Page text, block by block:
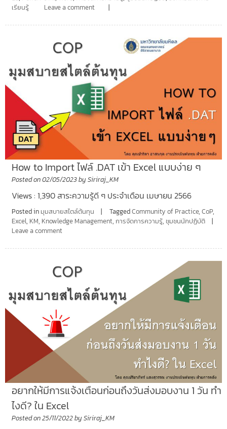
เรียนรู้
Leave a comment
How to Import ไฟล์ .DAT เข้า Excel แบบง่าย ๆ
Posted on02/05/2023by Siriraj_KM
Views : 1,390 สาระความรู้ดี ๆ ประจำเดือน เมษายน 2566
Posted in มุมสบายสไตล์ต้นทุน TaggedCommunity of Practice, CoP,
Excel, KM, Knowledge Management, การจัดการความรู้, ชุมชนนักปฏิบัติ
Leave a comment
อยากให้มีการแจ้งเตือนก่อนถึงวันส่งมอบงาน 1 วัน ทำ
ไงดี? ใน Excel
Posted on25/11/2022by Siriraj_KM